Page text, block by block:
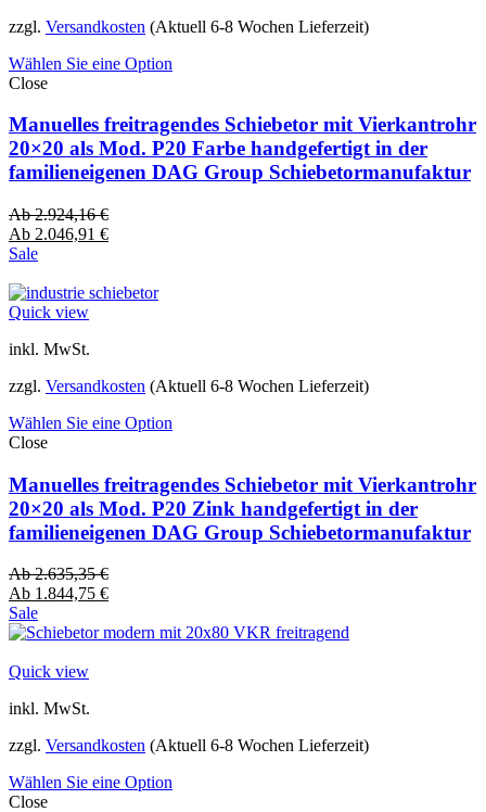
zzgl. Versandkosten (Aktuell 6-8 Wochen Lieferzeit)
Wählen Sie eine Option
Close
Manuelles freitragendes Schiebetor mit Vierkantrohr
20×20 als Mod. P20 Farbe handgefertigt in der
familieneigenen DAG Group Schiebetormanufaktur
Ab2.924,16€
Ab 2.046,91 €
Sale
Quick view
inkl. MwSt.
zzgl. Versandkosten (Aktuell 6-8 Wochen Lieferzeit)
Wählen Sie eine Option
Close
Manuelles freitragendes Schiebetor mit Vierkantrohr
20×20 als Mod. P20 Zink handgefertigt in der
familieneigenen DAG Group Schiebetormanufaktur
Ab2.635,35€
Ab 1.844,75 €
Sale
Quick view
inkl. MwSt.
zzgl. Versandkosten (Aktuell 6-8 Wochen Lieferzeit)
Wählen Sie eine Option
Close